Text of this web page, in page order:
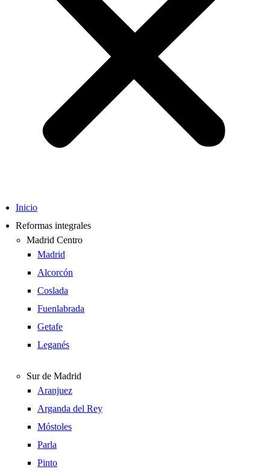
Inicio
Reformas integrales
Madrid Centro
Madrid
Alcorcón
Coslada
Fuenlabrada
Getafe
Leganés
Sur de Madrid
Aranjuez
Arganda del Rey
Móstoles
Parla
Pinto